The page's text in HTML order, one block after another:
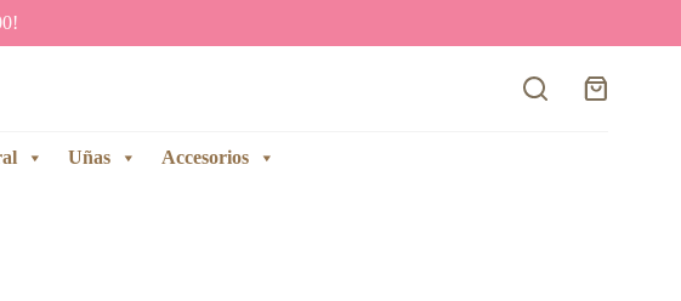
Carro
Uñas Accesorios